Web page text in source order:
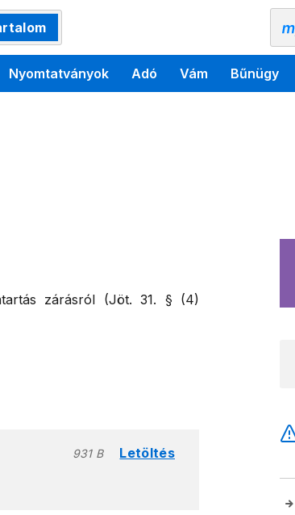
Nyomtatványok Adó Vám Bűnügy
zárásról (Jöt. 31. § (4)
931 B Letöltés